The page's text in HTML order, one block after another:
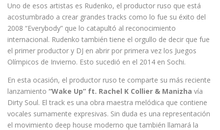
Uno de esos artistas es Rudenko, el productor ruso que está
acostumbrado a crear grandes tracks como lo fue su éxito del
2008 “Everybody” que lo catapultó al reconocimiento
internacional. Rudenko también tiene el orgullo de decir que fue
el primer productor y DJ en abrir por primera vez los Juegos
Olímpicos de Invierno. Esto sucedió en el 2014 en Sochi.
En esta ocasión, el productor ruso te comparte su más reciente
lanzamiento “Wake Up” ft. Rachel K Collier & Manizha vía
Dirty Soul. El track es una obra maestra melódica que contiene
vocales sumamente expresivas. Sin duda es una representación
el movimiento deep house moderno que también llamará la